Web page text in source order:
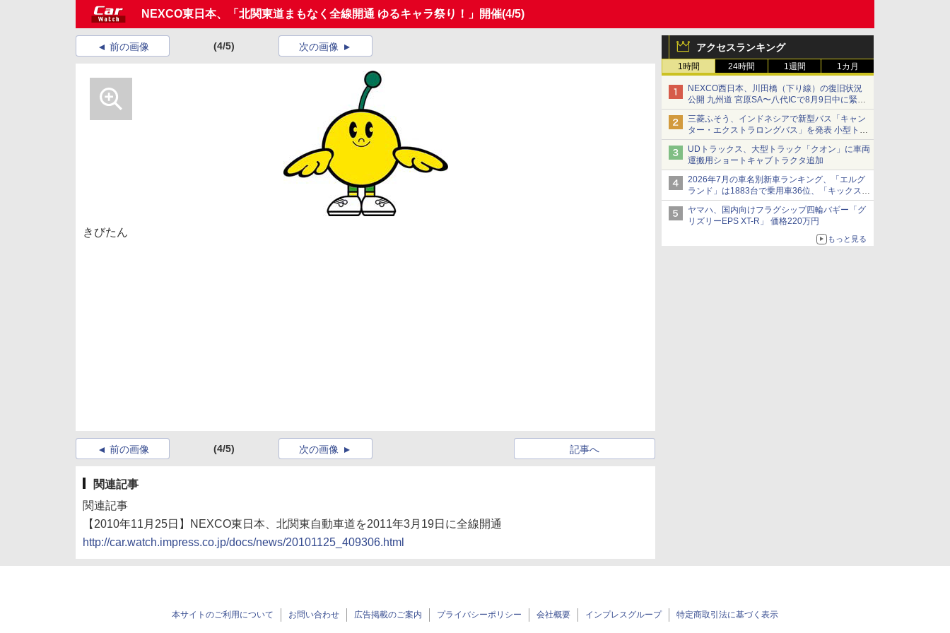
NEXCO東日本、「北関東道まもなく全線開通 ゆるキャラ祭り！」開催(4/5)
アクセスランキング
1時間 24時間 1週間 1カ月
NEXCO西日本、川田橋（下り線）の復旧状況
公開 九州道 宮原SA〜八代ICで8月9日中に緊急
車両を通行可能に
三菱ふそう、インドネシアで新型バス「キャン
ター・エクストラロングバス」を発表 小型トラ
ックベースの観光・旅客輸送向けバス
UDトラックス、大型トラック「クオン」に車両
運搬用ショートキャブトラクタ追加
2026年7月の車名別新車ランキング、「エルグ
ランド」は1883台で乗用車36位、「キックス」
は2591台で27位に
ヤマハ、国内向けフラグシップ四輪バギー「グ
リズリーEPS XT-R」 価格220万円
もっと見る
前の画像 (4/5) 次の画像
きびたん
前の画像 (4/5) 記事へ
次の画像
関連記事
関連記事
【2010年11月25日】NEXCO東日本、北関東自動車道を2011年3月19日に全線開通
http://car.watch.impress.co.jp/docs/news/20101125_409306.html
本サイトのご利用について お問い合わせ 広告掲載のご案内 プライバシーポリシー 会社概要 インプレスグループ 特定商取引法に基づく表示